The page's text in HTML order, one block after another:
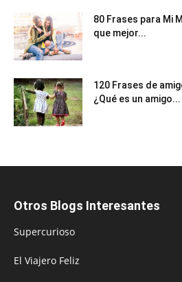
80 Frases para Mi
que mejor...
120 Frases de
¿Qué es un amigo...
Otros Blogs Interesantes
Supercurioso
El Viajero Feliz